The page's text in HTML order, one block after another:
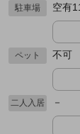
駐車場 空有
ペット 不可
二人入居 －